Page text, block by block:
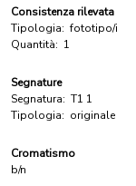
Consistenza rilevata
Tipologia: fototipo/i
Quantità: 1
Segnature
Segnatura: T1 1
Tipologia: originale
Cromatismo
b/n